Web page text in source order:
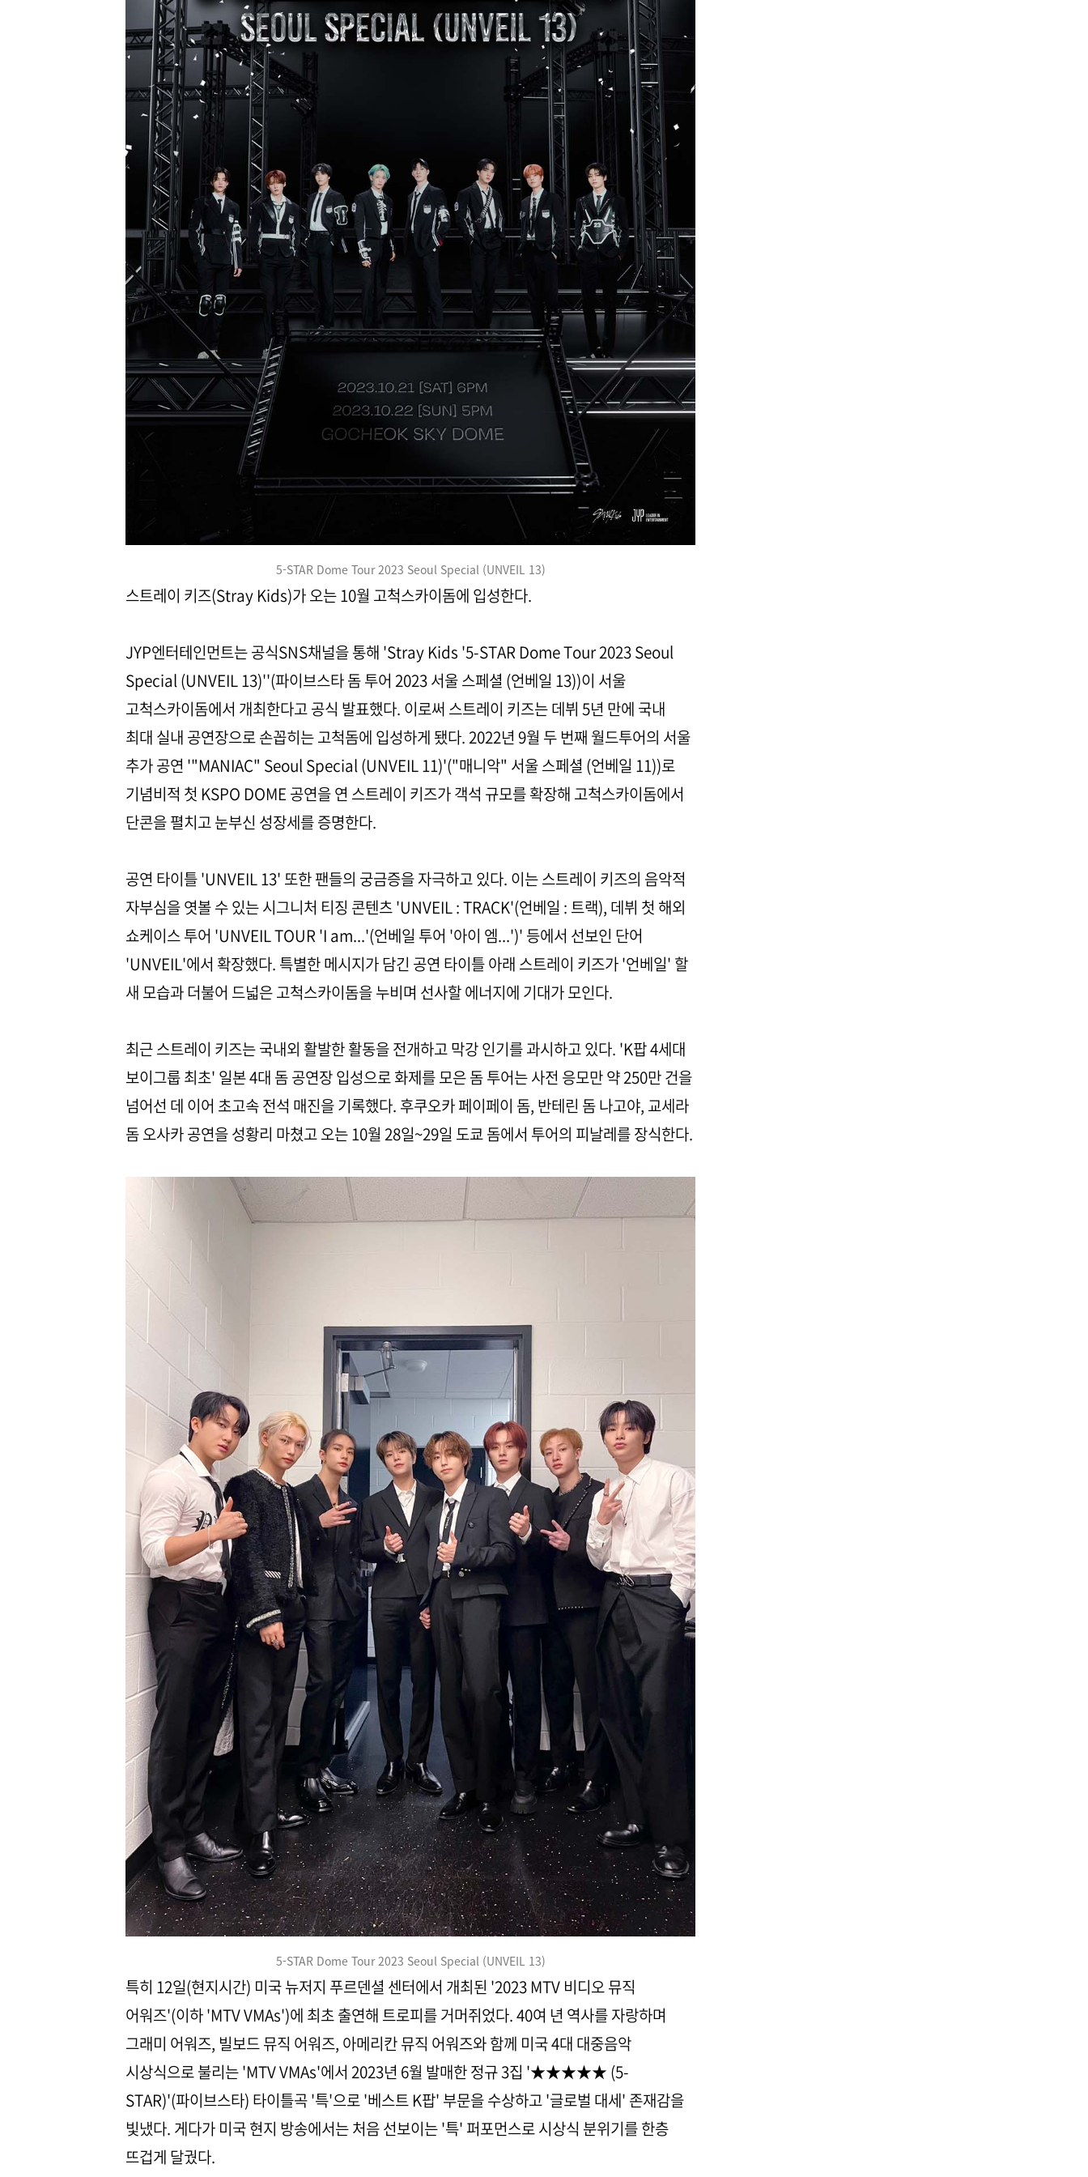
5-STAR Dome Tour 2023 Seoul Special (UNVEIL 13)
스트레이 키즈(Stray Kids)가 오는 10월 고척스카이돔에 입성한다.
JYP엔터테인먼트는 공식SNS채널을 통해 'Stray Kids '5-STAR Dome Tour 2023 Seoul
Special (UNVEIL 13)''(파이브스타 돔 투어 2023 서울 스페셜 (언베일 13))이 서울
고척스카이돔에서 개최한다고 공식 발표했다. 이로써 스트레이 키즈는 데뷔 5년 만에 국내
최대 실내 공연장으로 손꼽히는 고척돔에 입성하게 됐다. 2022년 9월 두 번째 월드투어의 서울
추가 공연 '"MANIAC" Seoul Special (UNVEIL 11)'("매니악" 서울 스페셜 (언베일 11))로
기념비적 첫 KSPO DOME 공연을 연 스트레이 키즈가 객석 규모를 확장해 고척스카이돔에서
단콘을 펼치고 눈부신 성장세를 증명한다.
공연 타이틀 'UNVEIL 13' 또한 팬들의 궁금증을 자극하고 있다. 이는 스트레이 키즈의 음악적
자부심을 엿볼 수 있는 시그니처 티징 콘텐츠 'UNVEIL : TRACK'(언베일 : 트랙), 데뷔 첫 해외
쇼케이스 투어 'UNVEIL TOUR 'I am...'(언베일 투어 '아이 엠...')' 등에서 선보인 단어
'UNVEIL'에서 확장했다. 특별한 메시지가 담긴 공연 타이틀 아래 스트레이 키즈가 '언베일' 할
새 모습과 더불어 드넓은 고척스카이돔을 누비며 선사할 에너지에 기대가 모인다.
최근 스트레이 키즈는 국내외 활발한 활동을 전개하고 막강 인기를 과시하고 있다. 'K팝 4세대
보이그룹 최초' 일본 4대 돔 공연장 입성으로 화제를 모은 돔 투어는 사전 응모만 약 250만 건을
넘어선 데 이어 초고속 전석 매진을 기록했다. 후쿠오카 페이페이 돔, 반테린 돔 나고야, 교세라
돔 오사카 공연을 성황리 마쳤고 오는 10월 28일~29일 도쿄 돔에서 투어의 피날레를 장식한다.
5-STAR Dome Tour 2023 Seoul Special (UNVEIL 13)
특히 12일(현지시간) 미국 뉴저지 푸르덴셜 센터에서 개최된 '2023 MTV 비디오 뮤직
어워즈'(이하 'MTV VMAs')에 최초 출연해 트로피를 거머쥐었다. 40여 년 역사를 자랑하며
그래미 어워즈, 빌보드 뮤직 어워즈, 아메리칸 뮤직 어워즈와 함께 미국 4대 대중음악
시상식으로 불리는 'MTV VMAs'에서 2023년 6월 발매한 정규 3집 '★★★★★ (5-
STAR)'(파이브스타) 타이틀곡 '특'으로 '베스트 K팝' 부문을 수상하고 '글로벌 대세' 존재감을
빛냈다. 게다가 미국 현지 방송에서는 처음 선보이는 '특' 퍼포먼스로 시상식 분위기를 한층
뜨겁게 달궜다.